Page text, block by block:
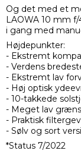
Og det med et
LAOWA 10 mm
i gang med
Højdepunkter:
- Ekstremt
- Verdens
- Ekstremt lav
- Høj optisk
- 10-takkede
- Meget lav
- Praktisk
- Sølv og sort
*Status 7/2022